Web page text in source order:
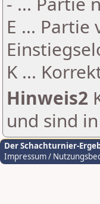
E ...
K ...
Hinweis2
und sind
Der Schachturnier-
Impressum /